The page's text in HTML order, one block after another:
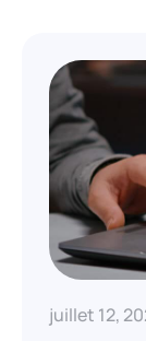
juillet 12,